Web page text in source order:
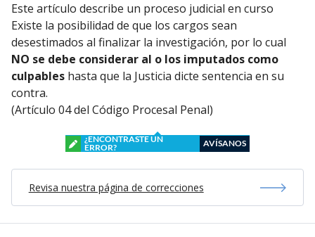
Este artículo describe un proceso judicial en curso
Existe la posibilidad de que los cargos sean
desestimados al finalizar la investigación, por lo cual
NO se debe considerar al o los imputados como
culpables hasta que la Justicia dicte sentencia en su
contra.
(Artículo 04 del Código Procesal Penal)
¿ENCONTRASTE UN
ERROR?
AVÍSANOS
Revisa nuestra página de correcciones